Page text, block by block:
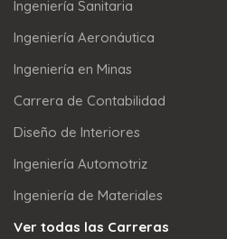
Ingeniería Sanitaria
Ingeniería Aeronáutica
Ingeniería en Minas
Carrera de Contabilidad
Diseño de Interiores
Ingeniería Automotriz
Ingeniería de Materiales
Ver todas las Carreras